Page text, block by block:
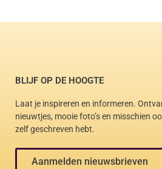
BLIJF OP DE HOOGTE
Laat je inspireren en informeren.
nieuwtjes, mooie foto’s en misschien
zelf geschreven hebt.
Aanmelden nieuwsbrieven